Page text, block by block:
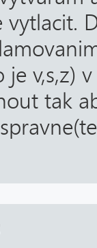
vytlacit.
je v,s,z)
tak